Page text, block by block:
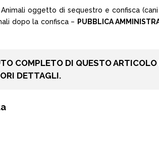
oggetto di sequestro e confisca
dopo la confisca – PUBBLICA
COMPLETO DI QUESTO ARTICOLO
DETTAGLI.